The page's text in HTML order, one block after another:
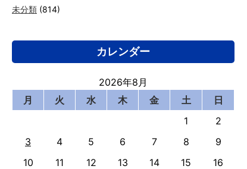
未分類 (814)
カレンダー
2026年8月
月
火 水 木 金 土
日
1
2
3
4 5 6 7 8
9
10
11 12 13 14 15
16